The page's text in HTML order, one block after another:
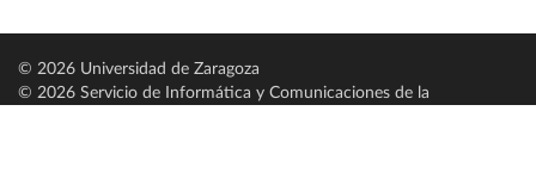
© 2026 Universidad de Zaragoza
© 2026 Servicio de Informática y Comunicaciones de la